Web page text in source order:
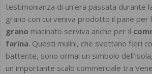
testimonianza di un’era passata durante
grano con cui veniva prodotto il pane per
grano macinato serviva anche per il
farina. Questi mulini, che svettano fieri
battente, sono ormai un simbolo
un importante scalo commerciale tra